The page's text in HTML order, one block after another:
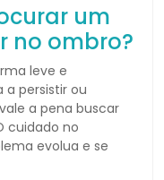
um
no ombro?
leve e
a persistir ou
a pena buscar
cuidado no
evolua e se